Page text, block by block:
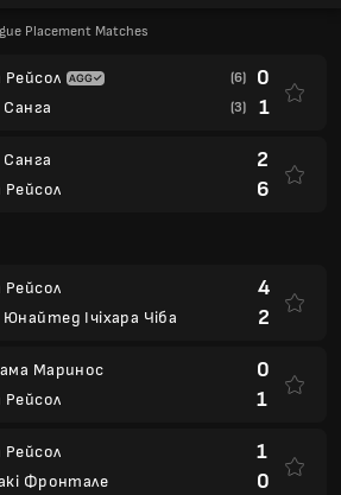
Placement Matches
Рейсол
(6) 0
(3) 1
Рейсол
2
6
Рейсол
Ічіхара Чіба
4
2
Маринос
Рейсол
0
1
Рейсол
Фронтале
1
0